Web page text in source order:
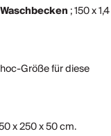
; 150 x 1,4
Größe für diese
x 250 x 50 cm.